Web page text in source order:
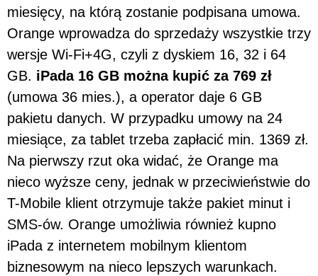
miesięcy, na którą zostanie podpisana umowa.
Orange wprowadza do sprzedaży wszystkie trzy
wersje Wi-Fi+4G, czyli z dyskiem 16, 32 i 64
GB. iPada 16 GB można kupić za 769 zł
(umowa 36 mies.), a operator daje 6 GB
pakietu danych. W przypadku umowy na 24
miesiące, za tablet trzeba zapłacić min. 1369 zł.
Na pierwszy rzut oka widać, że Orange ma
nieco wyższe ceny, jednak w przeciwieństwie do
T-Mobile klient otrzymuje także pakiet minut i
SMS-ów. Orange umożliwia również kupno
iPada z internetem mobilnym klientom
biznesowym na nieco lepszych warunkach.